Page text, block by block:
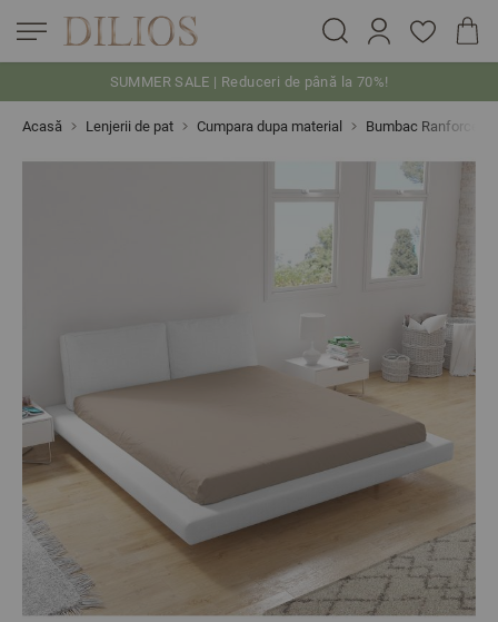
SUMMER SALE | Reduceri de până la 70%!
Acasă Lenjerii de pat Cumpara dupa material Bumbac Ranforce